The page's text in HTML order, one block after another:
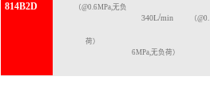
814B2D （@0.6MPa,无负
荷）
340L/min （@0.
6MPa,无负荷）